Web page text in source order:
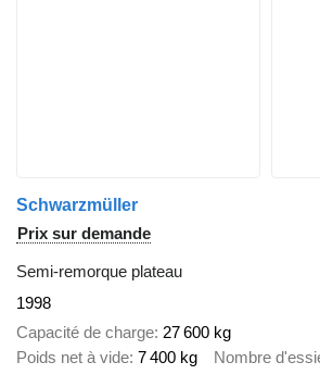
Schwarzmüller
Prix sur demande
Semi-remorque plateau
1998
Capacité de charge 27 600 kg
Poids net à vide 7 400 kg Nombre